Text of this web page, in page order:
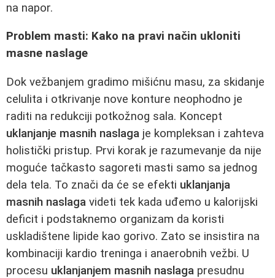
na napor.
Problem masti: Kako na pravi način ukloniti
masne naslage
Dok vežbanjem gradimo mišićnu masu, za skidanje
celulita i otkrivanje nove konture neophodno je
raditi na redukciji potkožnog sala. Koncept
uklanjanje masnih naslaga je kompleksan i zahteva
holistički pristup. Prvi korak je razumevanje da nije
moguće tačkasto sagoreti masti samo sa jednog
dela tela. To znači da će se efekti uklanjanja
masnih naslaga videti tek kada uđemo u kalorijski
deficit i podstaknemo organizam da koristi
uskladištene lipide kao gorivo. Zato se insistira na
kombinaciji kardio treninga i anaerobnih vežbi. U
procesu uklanjanjem masnih naslaga presudnu